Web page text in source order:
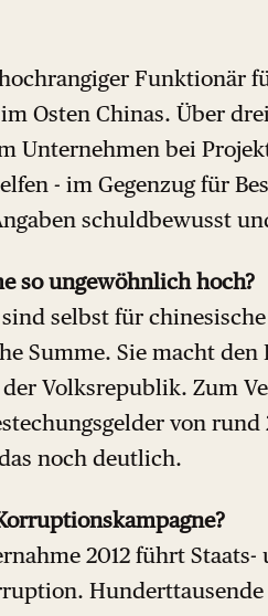
Funktionär
Osten Chinas. Über
Unternehmen bei
- im Gegenzug für
schuldbewusst
so ungewöhnlich hoch?
selbst für
Summe. Sie macht
Volksrepublik. Zum
von
noch deutlich.
2012 führt